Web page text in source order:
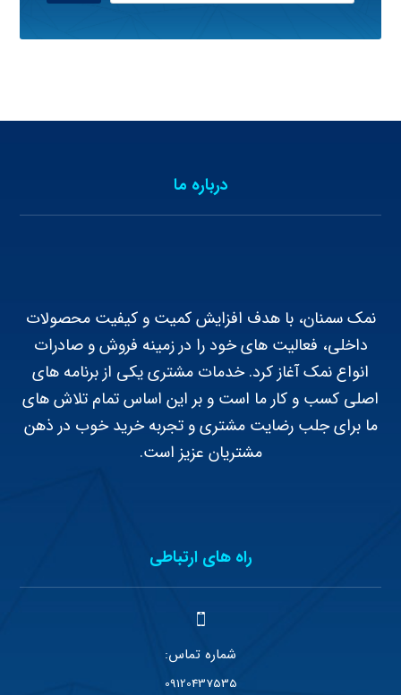
درباره ما
نمک سمنان، با هدف افزایش کمیت و کیفیت محصولات
داخلی، فعالیت های خود را در زمینه فروش و صادرات
انواع نمک آغاز کرد. خدمات مشتری یکی از برنامه های
اصلی کسب و کار ما است و بر این اساس تمام تلاش های
ما برای جلب رضایت مشتری و تجربه خرید خوب در ذهن
مشتریان عزیز است.
راه های ارتباطی
شماره تماس:
09120437535